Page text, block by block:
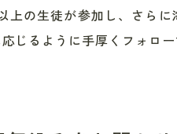
上の生徒が参加し、さら
じるように手厚くフォロ